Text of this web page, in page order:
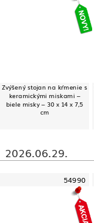
Zvýšený stojan na kŕmenie s
keramickými miskami –
biele misky – 30 x 14 x 7,5
cm
2026.06.29.
54990